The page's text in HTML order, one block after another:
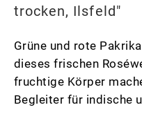
trocken, Ilsfeld"
Grüne und rote
dieses frischen
fruchtige Körper
Begleiter für indische